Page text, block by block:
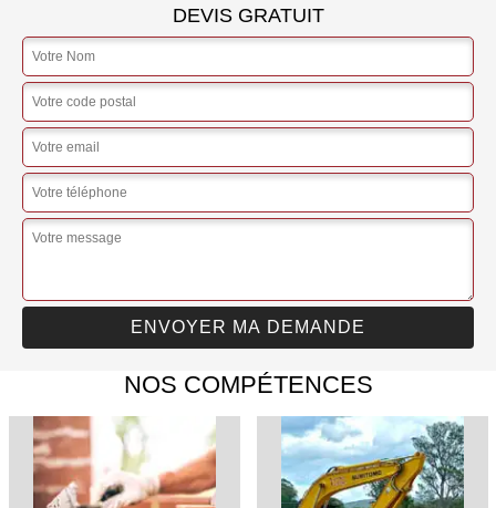
DEVIS GRATUIT
NOS COMPÉTENCES